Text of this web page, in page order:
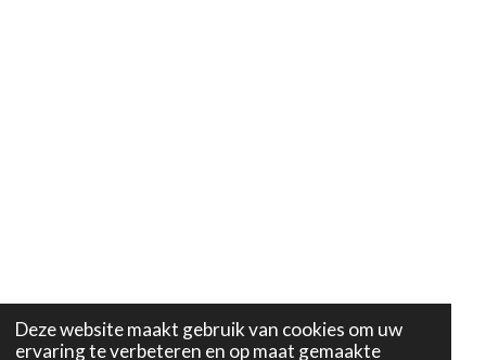
Deze website maakt gebruik van cookies om uw
ervaring te verbeteren en op maat gemaakte